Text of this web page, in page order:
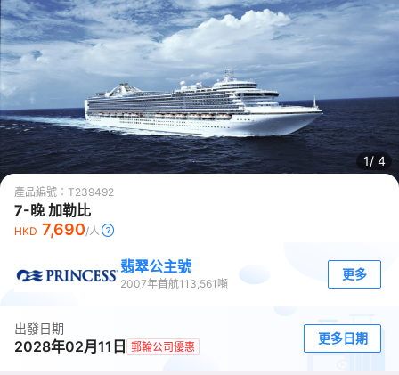
1/ 4
產品編號： T239492
7-晚 加勒比
HKD 7,690/人
翡翠公主號
2007年首航113,561 噸
更多
出發日期
2028年02月11日 郵輪公司優惠
更多日期